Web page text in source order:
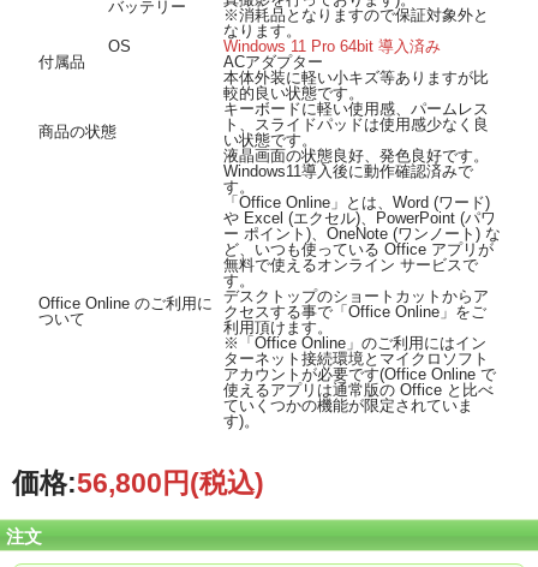
バッテリー
※消耗品となりますので保証対象外と
なります。
OS
Windows 11 Pro 64bit 導入済み
付属品
ACアダプター
商品の状態
本体外装に軽い小キズ等ありますが比
較的良い状態です。
キーボードに軽い使用感、パームレス
ト、スライドパッドは使用感少なく良
い状態です。
液晶画面の状態良好、発色良好です。
Windows11導入後に動作確認済みで
す。
Office Online のご利用に
ついて
「Office Online」とは、Word (ワード)
や Excel (エクセル)、PowerPoint (パワ
ー ポイント)、OneNote (ワンノート) な
ど、いつも使っている Office アプリが
無料で使えるオンライン サービスで
す。
デスクトップのショートカットからア
クセスする事で「Office Online」をご
利用頂けます。
※「Office Online」のご利用にはイン
ターネット接続環境とマイクロソフト
アカウントが必要です(Office Online で
使えるアプリは通常版の Office と比べ
ていくつかの機能が限定されていま
す)。
価格:56,800円(税込)
注文